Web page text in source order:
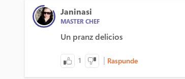
Janinasi
MASTER CHEF
Un pranz delicios
1 | Raspunde